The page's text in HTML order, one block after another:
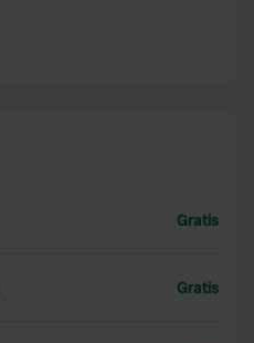
Gratis
Gratis